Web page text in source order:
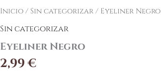
Inicio/ Sin categorizar/ Eyeliner Negro
Sin categorizar
Eyeliner Negro
2,99€